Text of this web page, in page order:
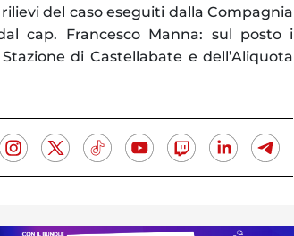
del caso eseguiti dalla Compagnia
cap. Francesco Manna: sul posto i
di Castellabate e dell’Aliquota